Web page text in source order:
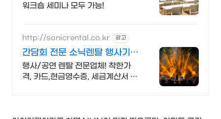
워크숍 세미나 모두 가능!
http://sonicrental.co.kr 광고
간담회 전문 소닉렌탈 행사기획
과 행사장비 선두주자
행사/공연 렌탈 전문업체! 착한가
격, 카드,현금영수증, 세금계산서 모